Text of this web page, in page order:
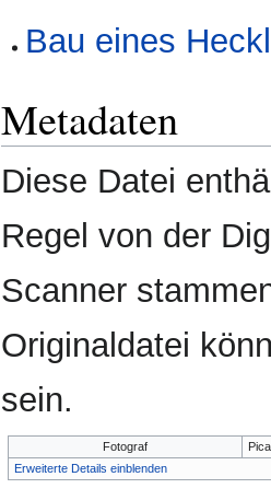
Bau eines
Metadaten
Diese Datei
Regel von der
Scanner
Originaldatei
sein.
Fotograf
Erweiterte Details einblenden